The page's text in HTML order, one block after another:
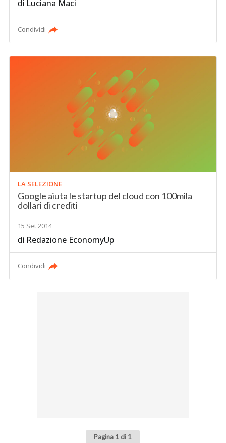
di Luciana Maci
Condividi
LA SELEZIONE
Google aiuta le startup del cloud con 100mila
dollari di crediti
15 Set 2014
di Redazione EconomyUp
Condividi
Pagina 1 di 1